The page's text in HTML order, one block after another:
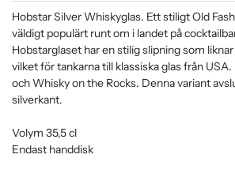
Hobstar Silver Whiskyglas. Ett stiligt Old
väldigt populärt runt om i landet på
Hobstarglaset har en stilig slipning som
vilket för tankarna till klassiska glas från
och Whisky on the Rocks. Denna variant
silverkant.
Volym 35,5 cl
Endast handdisk